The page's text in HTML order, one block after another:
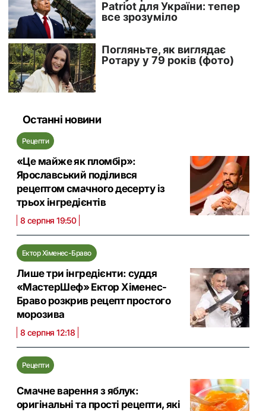
Останні новини
Рецепти
«Це майже як пломбір»:
Ярославський поділився
рецептом смачного десерту із
трьох інгредієнтів
8 серпня 19:50
Ектор Хіменес-Браво
Лише три інгредієнти: суддя
«МастерШеф» Ектор Хіменес-
Браво розкрив рецепт простого
морозива
8 серпня 12:18
Рецепти
Смачне варення з яблук:
оригінальні та прості рецепти, які